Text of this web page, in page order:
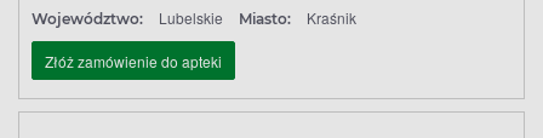
Województwo: Lubelskie Miasto: Kraśnik
Złóż zamówienie do apteki